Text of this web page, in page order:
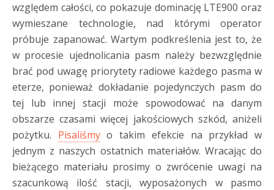
względem całości, co pokazuje dominację LTE900 oraz
wymieszane technologie, nad którymi operator
próbuje zapanować. Wartym podkreślenia jest to, że
w procesie ujednolicania pasm należy bezwzględnie
brać pod uwagę priorytety radiowe każdego pasma w
eterze, ponieważ dokładanie pojedynczych pasm do
tej lub innej stacji może spowodować na danym
obszarze czasami więcej jakościowych szkód, aniżeli
pożytku. Pisaliśmyo takim efekcie na przykład w
jednym z naszych ostatnich materiałów. Wracając do
bieżącego materiału prosimy o zwrócenie uwagi na
szacunkową ilość stacji, wyposażonych w pasmo